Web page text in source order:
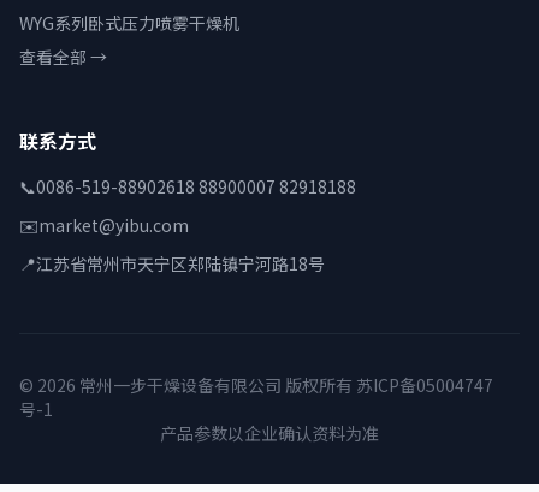
WYG系列卧式压力喷雾干燥机
查看全部 →
联系方式
📞0086-519-88902618 88900007 82918188
✉️market@yibu.com
📍江苏省常州市天宁区郑陆镇宁河路18号
© 2026 常州一步干燥设备有限公司 版权所有 苏ICP备05004747
号-1
产品参数以企业确认资料为准